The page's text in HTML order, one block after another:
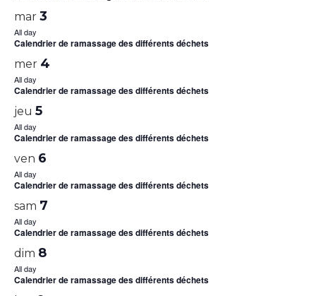
mar 3
All day
Calendrier de ramassage des différents déchets
mer 4
All day
Calendrier de ramassage des différents déchets
jeu 5
All day
Calendrier de ramassage des différents déchets
ven 6
All day
Calendrier de ramassage des différents déchets
sam 7
All day
Calendrier de ramassage des différents déchets
dim 8
All day
Calendrier de ramassage des différents déchets